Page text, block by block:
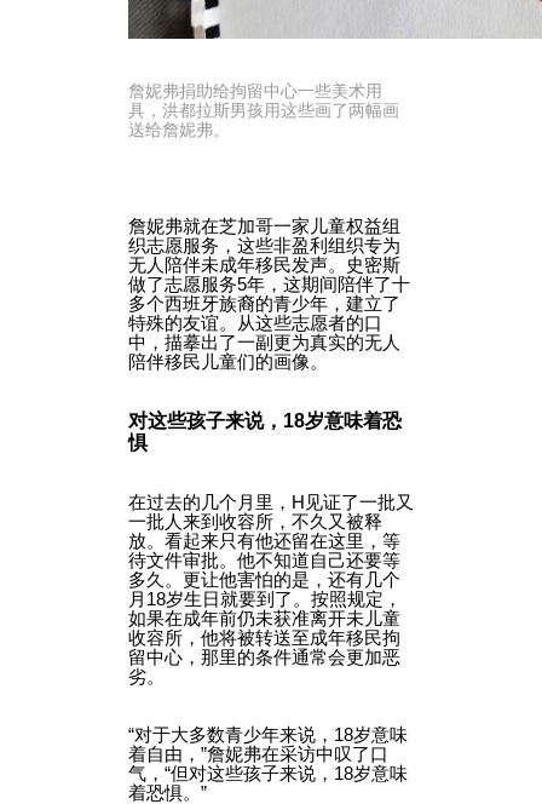
詹妮弗捐助给拘留中心一些美术用
具，洪都拉斯男孩用这些画了两幅画
送给詹妮弗。
詹妮弗就在芝加哥一家儿童权益组
织志愿服务，这些非盈利组织专为
无人陪伴未成年移民发声。史密斯
做了志愿服务5年，这期间陪伴了十
多个西班牙族裔的青少年，建立了
特殊的友谊。从这些志愿者的口
中，描摹出了一副更为真实的无人
陪伴移民儿童们的画像。
对这些孩子来说，18岁意味着恐
惧
在过去的几个月里，H见证了一批又
一批人来到收容所，不久又被释
放。看起来只有他还留在这里，等
待文件审批。他不知道自己还要等
多久。更让他害怕的是，还有几个
月18岁生日就要到了。按照规定，
如果在成年前仍未获准离开未儿童
收容所，他将被转送至成年移民拘
留中心，那里的条件通常会更加恶
劣。
“对于大多数青少年来说，18岁意味
着自由，”詹妮弗在采访中叹了口
气，“但对这些孩子来说，18岁意味
着恐惧。”